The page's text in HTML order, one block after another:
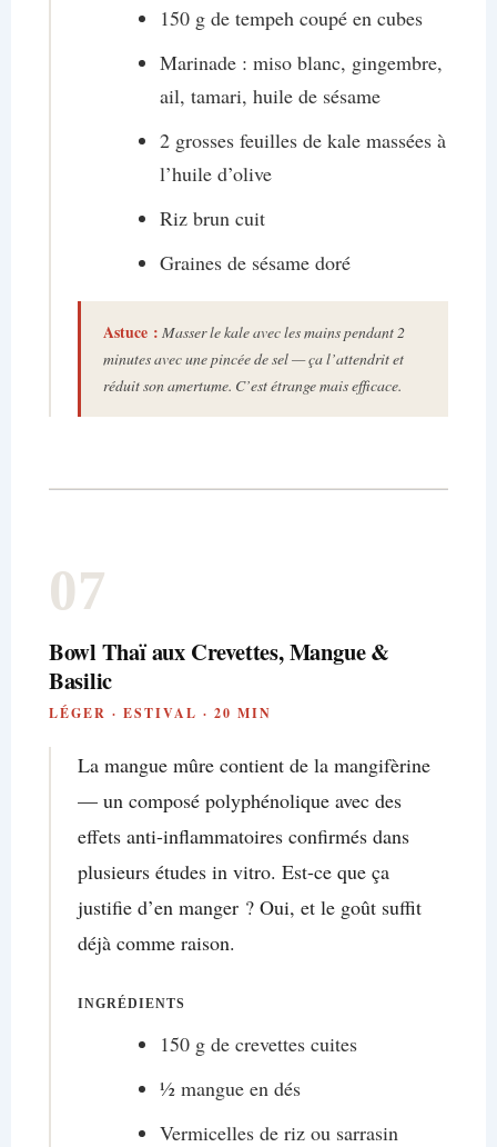
150 g de tempeh coupé en cubes
Marinade : miso blanc, gingembre,
ail, tamari, huile de sésame
2 grosses feuilles de kale massées à
l’huile d’olive
Riz brun cuit
Graines de sésame doré
Astuce : Masser le kale avec les mains pendant 2
minutes avec une pincée de sel — ça l’attendrit et
réduit son amertume. C’est étrange mais efficace.
07
Bowl Thaï aux Crevettes, Mangue &
Basilic
LÉGER · ESTIVAL · 20 MIN
La mangue mûre contient de la mangifèrine
— un composé polyphénolique avec des
effets anti-inflammatoires confirmés dans
plusieurs études in vitro. Est-ce que ça
justifie d’en manger ? Oui, et le goût suffit
déjà comme raison.
INGRÉDIENTS
150 g de crevettes cuites
½ mangue en dés
Vermicelles de riz ou sarrasin